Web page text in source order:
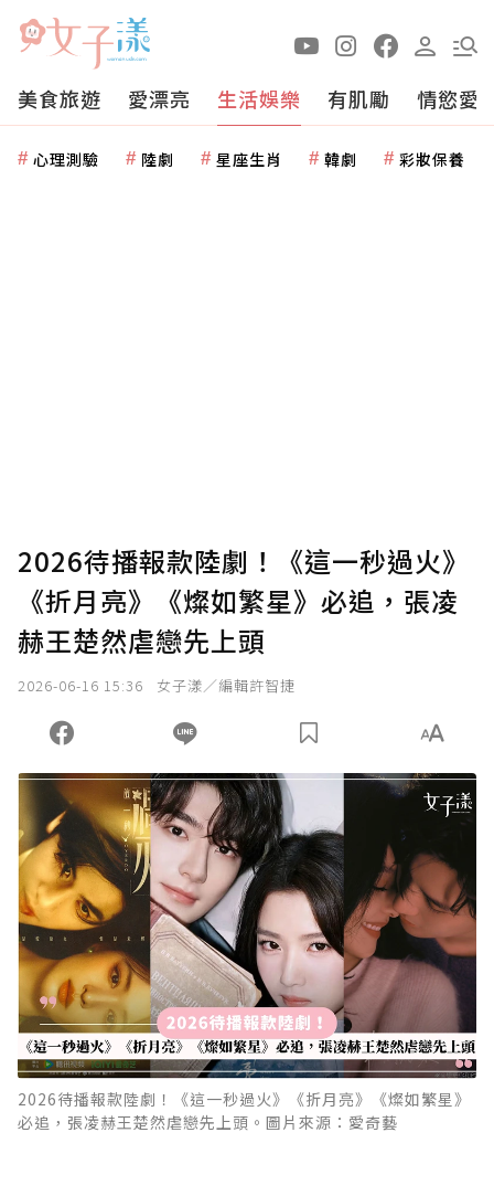
美食旅遊 愛漂亮 生活娛樂 有肌勵 情慾愛
心理測驗 陸劇 星座生肖 韓劇 彩妝保養
2026待播報款陸劇！《這一秒過火》
《折月亮》《燦如繁星》必追，張凌
赫王楚然虐戀先上頭
2026-06-16 15:36 女子漾／編輯許智捷
2026待播報款陸劇！《這一秒過火》《折月亮》《燦如繁星》
必追，張凌赫王楚然虐戀先上頭。圖片來源：愛奇藝